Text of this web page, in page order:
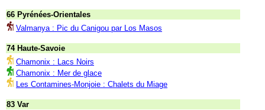
66 Pyrénées-Orientales
Valmanya : Pic du Canigou par Los Masos
74 Haute-Savoie
Chamonix : Lacs Noirs
Chamonix : Mer de glace
Les Contamines-Monjoie : Chalets du Miage
83 Var